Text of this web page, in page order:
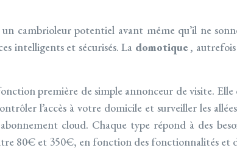
cambrioleur potentiel avant même qu’il ne
intelligents et sécurisés. La domotique ,
première de simple annonceur de visite.
l’accès à votre domicile et surveiller les
cloud. Chaque type répond à des
80€ et 350€, en fonction des fonctionnalités et